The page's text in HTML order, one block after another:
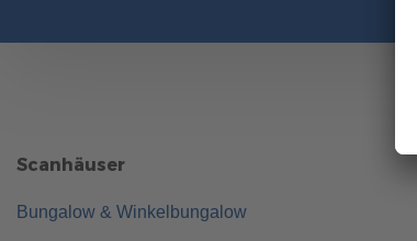
Scanhäuser
Bungalow & Winkelbungalow